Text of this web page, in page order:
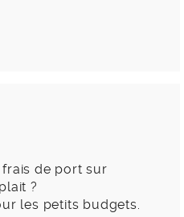
frais de port sur
?
les petits budgets.